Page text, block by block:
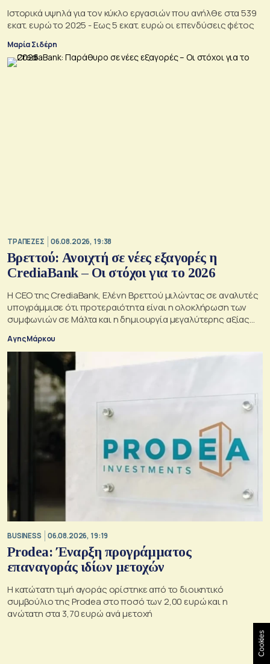
Ιστορικά υψηλά για τον κύκλο εργασιών που ανήλθε στα 539
εκατ. ευρώ το 2025 - Εως 5 εκατ. ευρώ οι επενδύσεις φέτος
Μαρία Σιδέρη
ΤΡΑΠΕΖΕΣ 06.08.2026, 19:38
Βρεττού: Ανοιχτή σε νέες εξαγορές η
CrediaBank – Οι στόχοι για το 2026
Η CEO της CrediaBank, Ελένη Βρεττού μιλώντας σε αναλυτές
υπογράμμισε ότι προτεραιότητα είναι η ολοκλήρωση των
συμφωνιών σε Μάλτα και η δημιουργία μεγαλύτερης αξίας
Αγης Μάρκου
BUSINESS 06.08.2026, 19:19
Prodea: Έναρξη προγράμματος
επαναγοράς ιδίων μετοχών
Η κατώτατη τιμή αγοράς ορίστηκε από το διοικητικό
συμβούλιο της Prodea στο ποσό των 2,00 ευρώ και η
ανώτατη στα 3,70 ευρώ ανά μετοχή
Cookies